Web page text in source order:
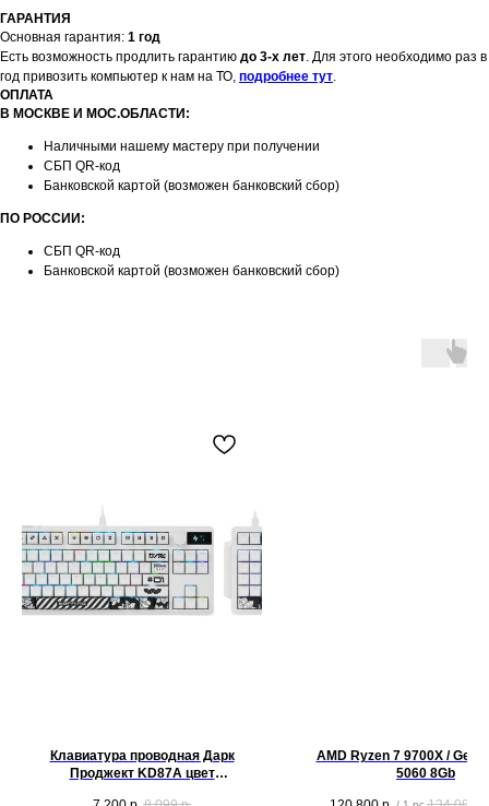
ГАРАНТИЯ
Основная гарантия: 1 год
Есть возможность продлить гарантию до 3-х лет. Для этого необходимо раз в
год привозить компьютер к нам на ТО, подробнее тут.
ОПЛАТА
В МОСКВЕ И МОС.ОБЛАСТИ:
Наличными нашему мастеру при получении
СБП QR-код
Банковской картой (возможен банковский сбор)
ПО РОССИИ:
СБП QR-код
Банковской картой (возможен банковский сбор)
Клавиатура проводная Дарк
Проджект KD87A цвет
AMD Ryzen 7 9700X /
5060 8Gb